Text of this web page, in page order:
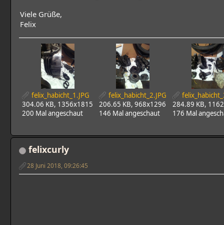
Viele Grüße,
Felix
felix_habicht_1.JPG
304.06 KB, 1356x1815
200 Mal angeschaut
felix_habicht_2.JPG
206.65 KB, 968x1296
146 Mal angeschaut
284.89 KB,
176 Mal
felixcurly
28 Juni 2018, 09:26:45